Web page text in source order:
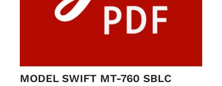
MODEL SWIFT MT-760 SBLC